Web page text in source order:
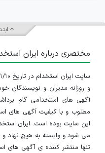
مختصری درباره ایران
و روزانه مدیران و نویسندگان
آگهی های استخدامی گام
مطلوب و با کیفیت آگهی های
این سایت بوده است. ایران
می شود و وابسته به هیچ نهاد و
تنها منتشر کننده ی آگهی های